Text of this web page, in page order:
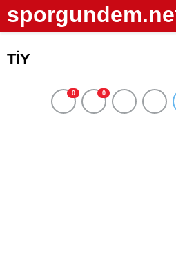
TİY
0 0